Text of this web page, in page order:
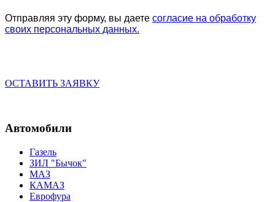
Отправляя эту форму, вы даете согласие на обработку
своих персональных данных.
ОСТАВИТЬ ЗАЯВКУ
Автомобили
Газель
ЗИЛ "Бычок"
МАЗ
КАМАЗ
Еврофура